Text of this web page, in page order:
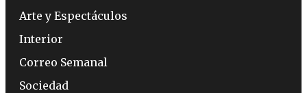
Arte y Espectáculos
Interior
Correo Semanal
Sociedad